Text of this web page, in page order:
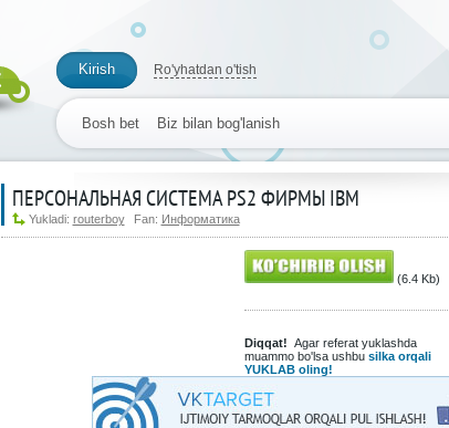
Kirish Ro'yhatdan o'tish
Bosh bet Biz bilan bog'lanish
ПЕРСОНАЛЬНАЯ СИСТЕМА PS2 ФИРМЫ IBM
Yukladi: routerboy Fan: Информатика
(6.4 Kb)
Diqqat! Agar referat yuklashda
muammo bo'lsa ushbu silka orqali
YUKLAB oling!